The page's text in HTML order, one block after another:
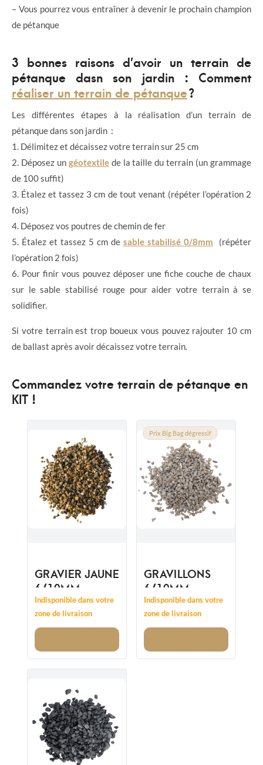
– Vous pourrez vous entraîner à devenir le prochain champion
de pétanque
3 bonnes raisons d’avoir un terrain de
pétanque dasn son jardin : Comment
réaliser un terrain de pétanque?
Les différentes étapes à la réalisation d’un terrain de
pétanque dans son jardin :
1. Délimitez et décaissez votre terrain sur 25 cm
2. Déposez un géotextilede la taille du terrain (un grammage
de 100 suffit)
3. Étalez et tassez 3 cm de tout venant (répéter l’opération 2
fois)
4. Déposez vos poutres de chemin de fer
5. Étalez et tassez 5 cm de sable stabilisé 0/8mm (répéter
l’opération 2 fois)
6. Pour finir vous pouvez déposer une fiche couche de chaux
sur le sable stabilisé rouge pour aider votre terrain à se
solidifier.
Si votre terrain est trop boueux vous pouvez rajouter 10 cm
de ballast après avoir décaissez votre terrain.
Commandez votre terrain de pétanque en
KIT !
GRAVIER JAUNE
6/10MM
Indisponible dans votre
zone de livraison
Prix Big Bag dégressif
GRAVILLONS
6/10MM
Indisponible dans votre
zone de livraison